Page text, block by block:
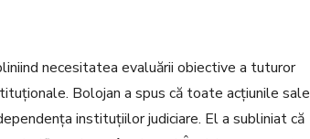
necesitatea evaluării obiective a tuturor
Bolojan a spus că toate acțiunile sale
instituțiilor judiciare. El a subliniat că